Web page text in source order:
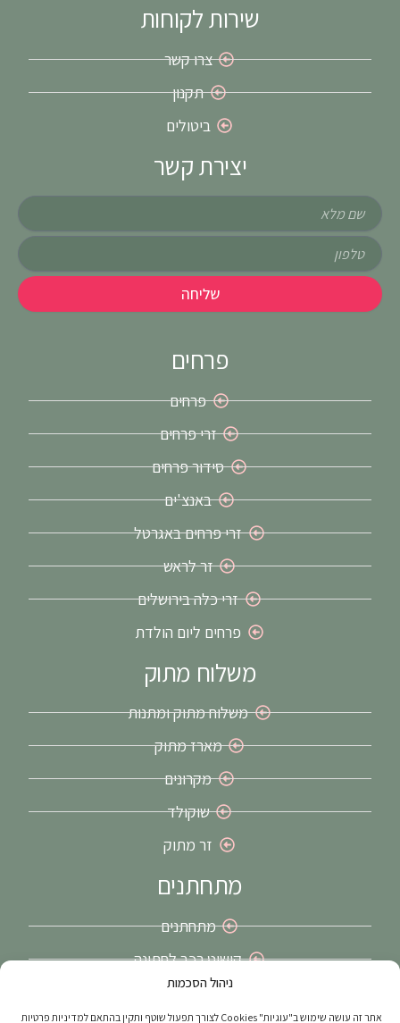
ניהול הסכמות
אתר זה עושה שימוש ב"עוגיות" Cookies לצורך תפעול שוטף ותקין בהתאם למדיניות פרטיות
שירות לקוחות
צרו קשר
תקנון
ביטולים
יצירת קשר
שם
טלפון
שליחה
פרחים
פרחים
זרי פרחים
סידור פרחים
באנצ'ים
זרי פרחים באגרטל
זר לראש
זרי כלה בירושלים
פרחים ליום הולדת
משלוח מתוק
משלוח מתוק ומתנות
מארז מתוק
מקרונים
שוקולד
זר מתוק
מתחתנים
מתחתנים
קישוט רכב לחתונה
זרי כלה בירושלים